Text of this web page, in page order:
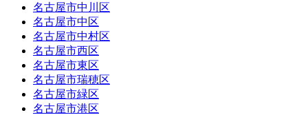
名古屋市中川区
名古屋市中区
名古屋市中村区
名古屋市西区
名古屋市東区
名古屋市瑞穂区
名古屋市緑区
名古屋市港区